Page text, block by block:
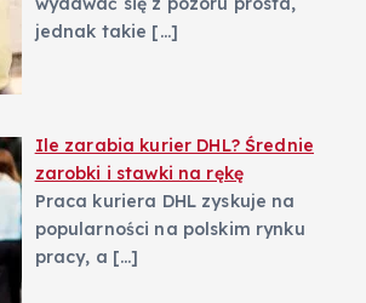
jednak takie […]
Ile zarabia kurier DHL? Średnie
zarobki i stawki na rękę
Praca kuriera DHL zyskuje na
popularności na polskim rynku
pracy, a […]